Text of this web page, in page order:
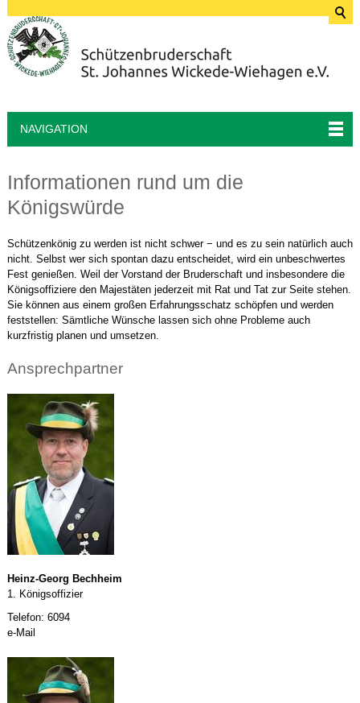
NAVIGATION
Informationen rund um die
Königswürde
Schützenkönig zu werden ist nicht schwer − und es zu sein natürlich auch
nicht. Selbst wer sich spontan dazu entscheidet, wird ein unbeschwertes
Fest genießen. Weil der Vorstand der Bruderschaft und insbesondere die
Königsoffiziere den Majestäten jederzeit mit Rat und Tat zur Seite stehen.
Sie können aus einem großen Erfahrungsschatz schöpfen und werden
feststellen: Sämtliche Wünsche lassen sich ohne Probleme auch
kurzfristig planen und umsetzen.
Ansprechpartner
Heinz-Georg Bechheim
1. Königsoffizier
Telefon: 6094
e-Mail